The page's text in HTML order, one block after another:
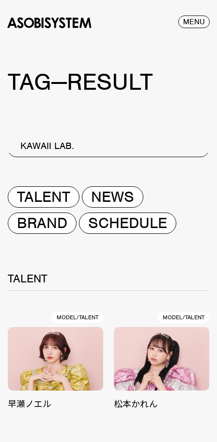
MENU
TAG—RESULT
KAWAII LAB.
TALENT
NEWS
BRAND
SCHEDULE
TALENT
MODEL/TALENT
早瀬ノエル
MODEL/TALENT
松本かれん